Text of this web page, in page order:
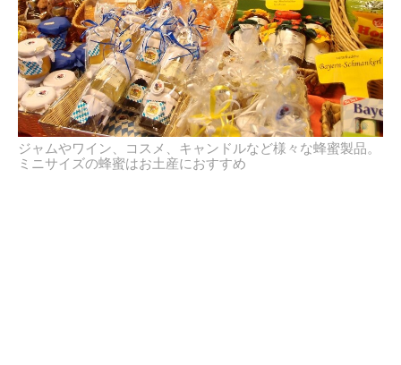
ジャムやワイン、コスメ、キャンドルなど様々な蜂蜜製品。
ミニサイズの蜂蜜はお土産におすすめ